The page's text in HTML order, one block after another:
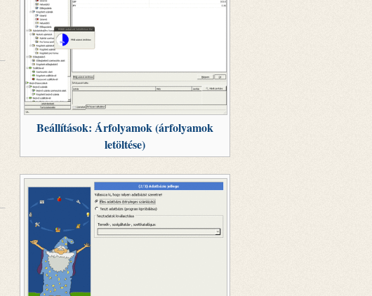
Beállítások: Árfolyamok (árfolyamok
letöltése)